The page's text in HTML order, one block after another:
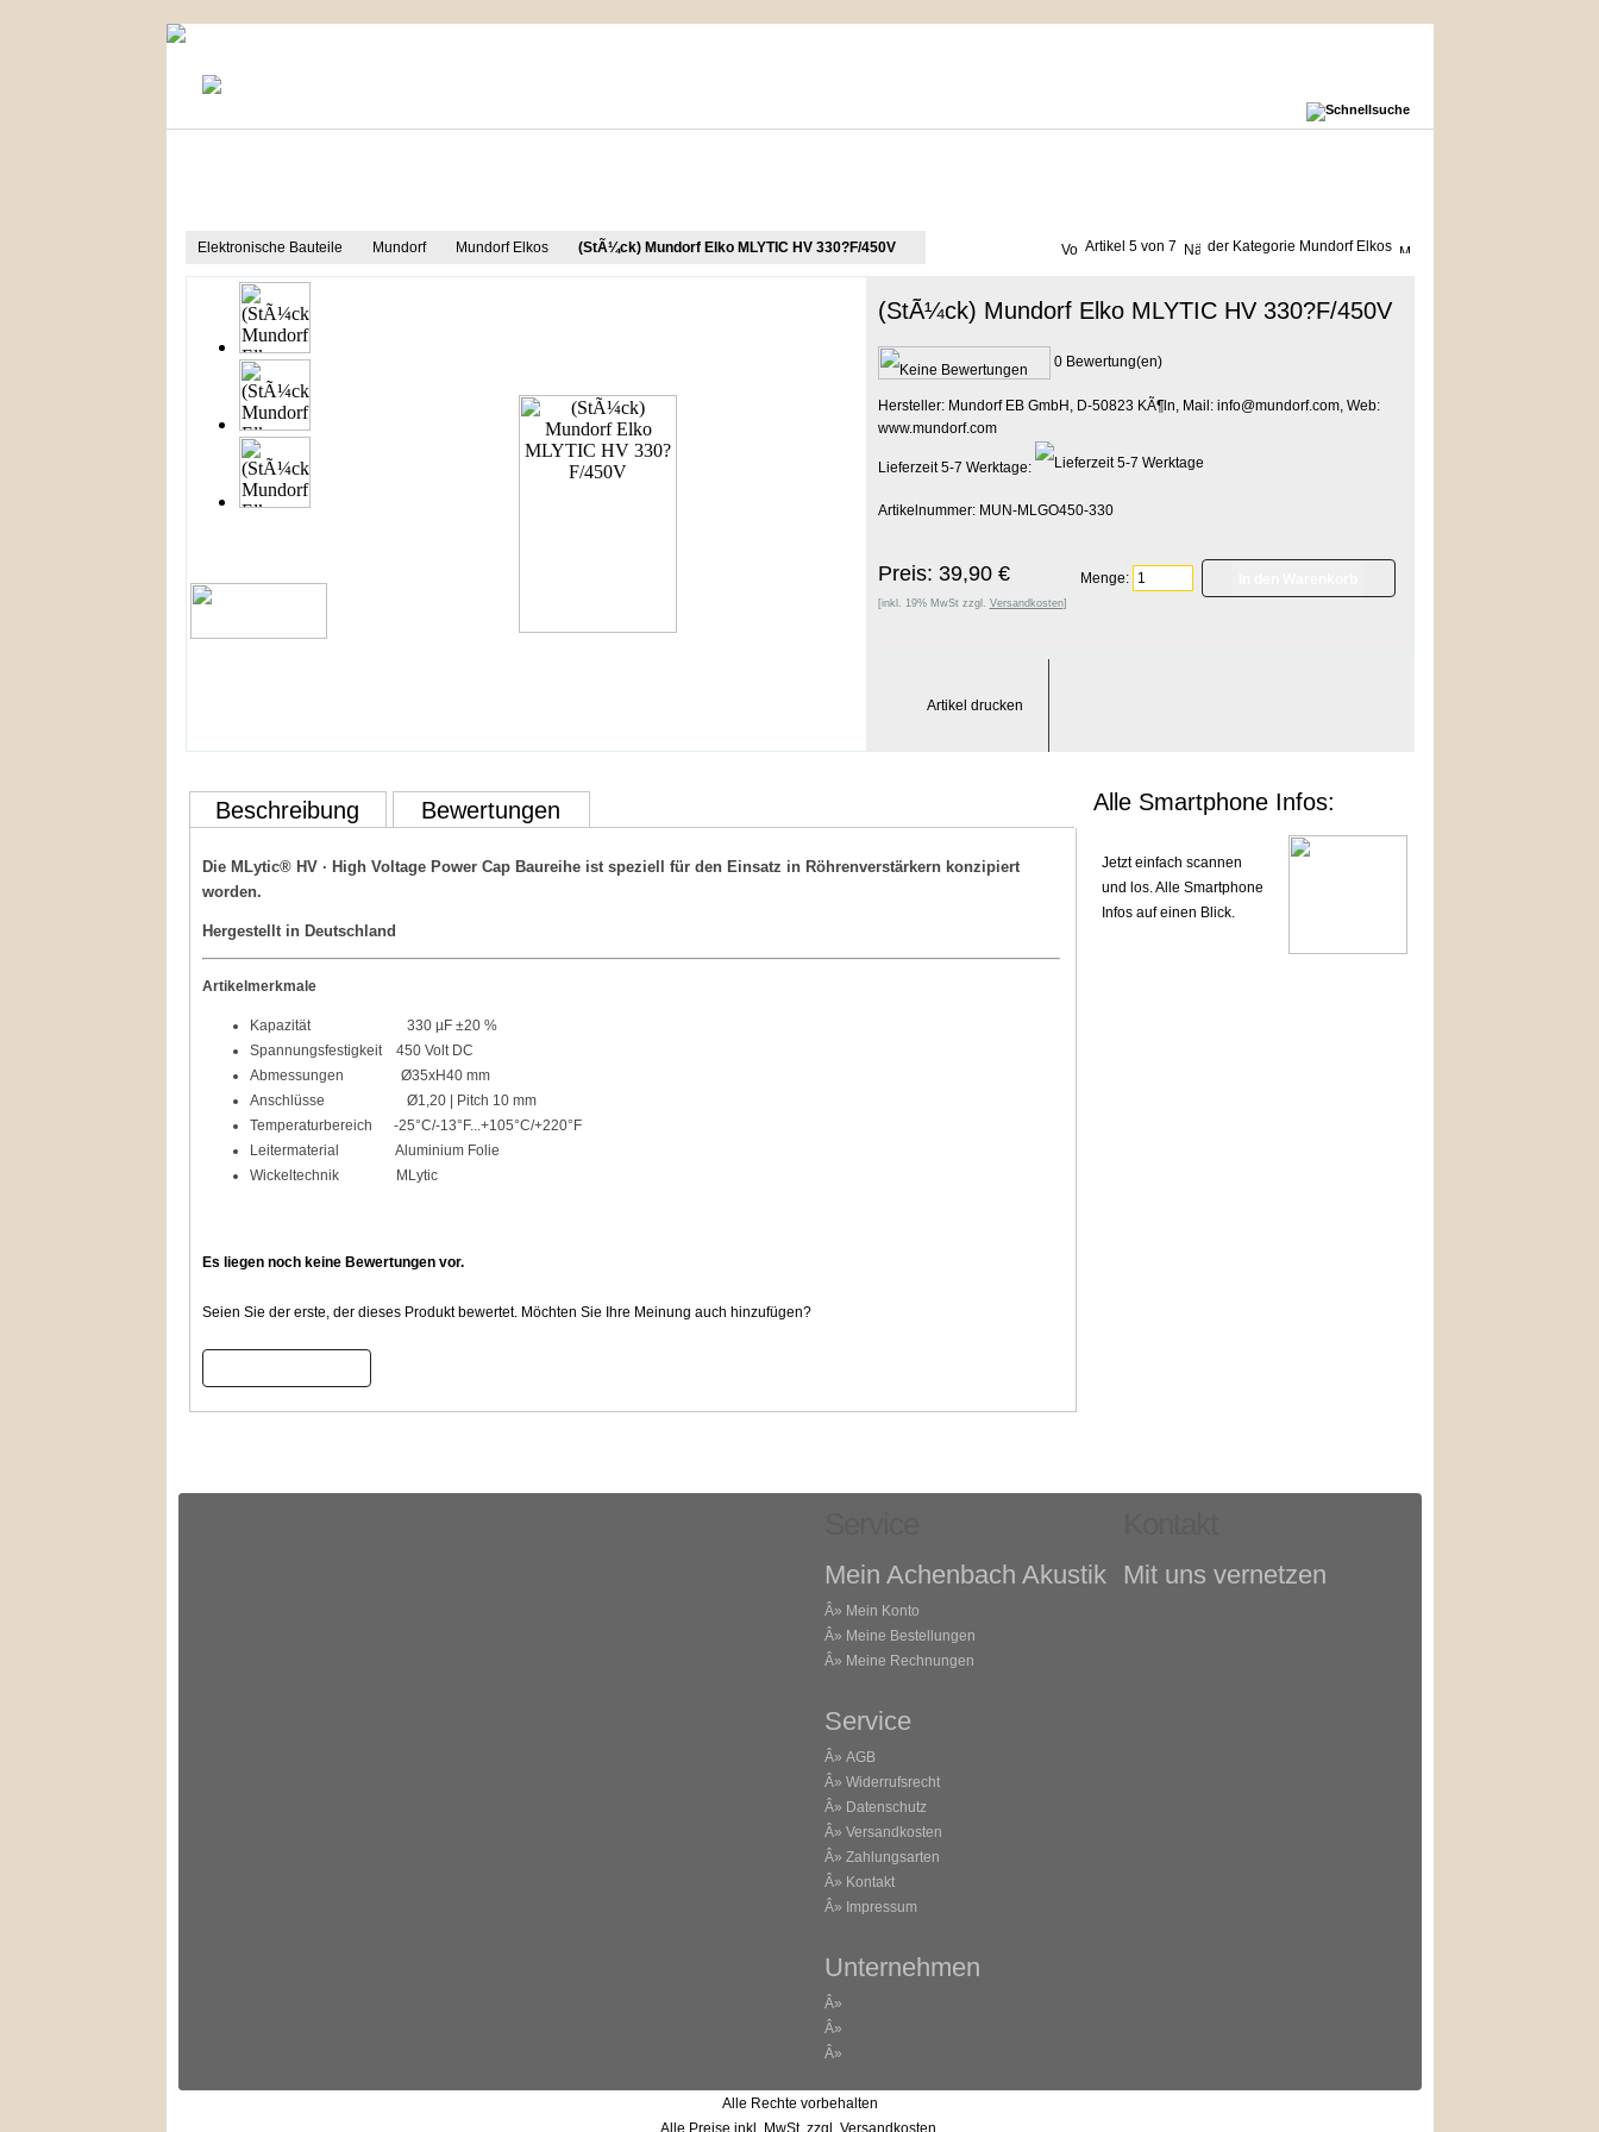
Elektronische Bauteile Mundorf Mundorf Elkos (StÃ¼ck) Mundorf Elko MLYTIC HV 330?F/450V Artikel 5 von 7 der Kategorie Mundorf Elkos
(StÃ¼ck) Mundorf Elko MLYTIC HV 330?F/450V
0 Bewertung(en)
Hersteller: Mundorf EB GmbH, D-50823 KÃ¶ln, Mail: info@mundorf.com, Web:
www.mundorf.com
Lieferzeit 5-7 Werktage:
Artikelnummer: MUN-MLGO450-330
Preis: 39,90 €
[inkl. 19% MwSt zzgl. Versandkosten]
Menge:
Artikel drucken
Beschreibung Bewertungen
Die MLytic® HV · High Voltage Power Cap Baureihe ist speziell für den Einsatz in Röhrenverstärkern konzipiert
worden.
Hergestellt in Deutschland
Artikelmerkmale
Kapazität 330 µF ±20 %
Spannungsfestigkeit 450 Volt DC
Abmessungen Ø35xH40 mm
Anschlüsse Ø1,20 | Pitch 10 mm
Temperaturbereich -25°C/-13°F...+105°C/+220°F
Leitermaterial Aluminium Folie
Wickeltechnik MLytic
Es liegen noch keine Bewertungen vor.
Seien Sie der erste, der dieses Produkt bewertet. Möchten Sie Ihre Meinung auch hinzufügen?
Alle Smartphone Infos:
Jetzt einfach scannen
und los. Alle Smartphone
Infos auf einen Blick.
Mein Achenbach Akustik
Â» Mein Konto
Â» Meine Bestellungen
Â» Meine Rechnungen
Service
Â» AGB
Â» Widerrufsrecht
Â» Datenschutz
Â» Versandkosten
Â» Zahlungsarten
Â» Kontakt
Â» Impressum
Unternehmen
Â»
Â»
Â»
Mit uns vernetzen
Alle Rechte vorbehalten
Alle Preise inkl. MwSt. zzgl. Versandkosten